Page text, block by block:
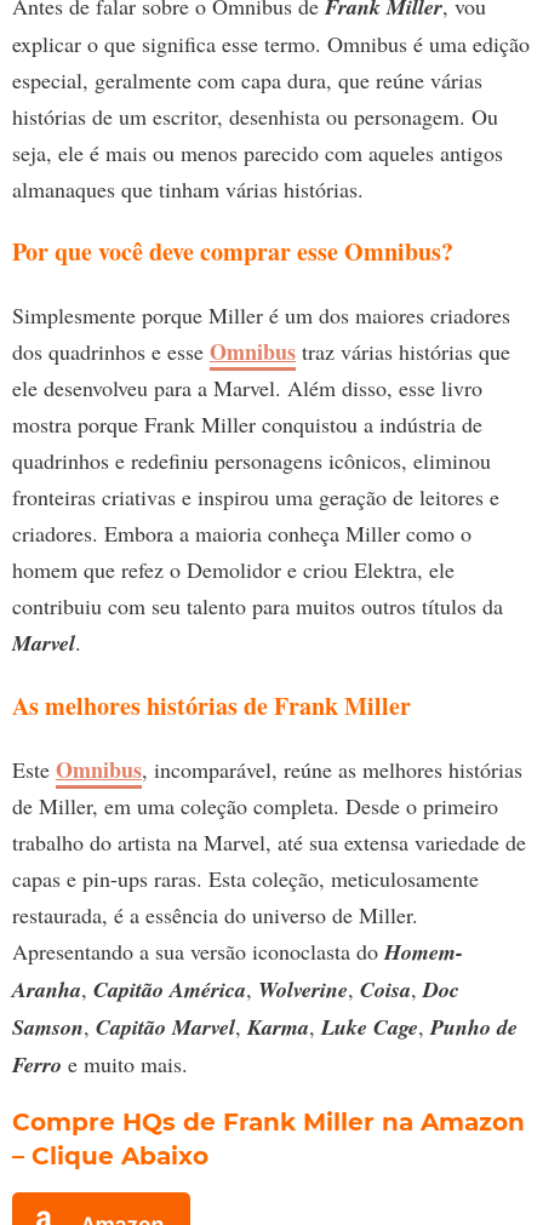
Antes de falar sobre o Omnibus de Frank Miller, vou
explicar o que significa esse termo. Omnibus é uma edição
especial, geralmente com capa dura, que reúne várias
histórias de um escritor, desenhista ou personagem. Ou
seja, ele é mais ou menos parecido com aqueles antigos
almanaques que tinham várias histórias.
Por que você deve comprar esse Omnibus?
Simplesmente porque Miller é um dos maiores criadores
dos quadrinhos e esse Omnibus traz várias histórias que
ele desenvolveu para a Marvel. Além disso, esse livro
mostra porque Frank Miller conquistou a indústria de
quadrinhos e redefiniu personagens icônicos, eliminou
fronteiras criativas e inspirou uma geração de leitores e
criadores. Embora a maioria conheça Miller como o
homem que refez o Demolidor e criou Elektra, ele
contribuiu com seu talento para muitos outros títulos da
Marvel.
As melhores histórias de Frank Miller
Este Omnibus, incomparável, reúne as melhores histórias
de Miller, em uma coleção completa. Desde o primeiro
trabalho do artista na Marvel, até sua extensa variedade de
capas e pin-ups raras. Esta coleção, meticulosamente
restaurada, é a essência do universo de Miller.
Apresentando a sua versão iconoclasta doHomem-
Aranha, Capitão América, Wolverine, Coisa,Doc
Samson, Capitão Marvel,Karma,Luke Cage,Punho de
Ferro e muito mais.
Compre HQs de Frank Miller na Amazon
– Clique Abaixo